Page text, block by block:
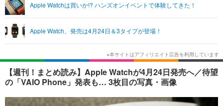
ショッピング その他
エンタメ
エンタメTOP 映画・ドラマ
韓国・芸能
音楽 スポーツ
ライフ
ライフTOP グルメ
ペット ショッピング
その他
リリース一覧
プッシュ通知の停止方法
Apple Watchは買いか!? ハンズオンイベントで体験してきた！
Apple Watch、発売は4月24日＆3タイプが登場！
【週刊！まとめ読み】Apple Watchが4月24日発売へ／待望
の「VAIO Phone」発表も… 3枚目の写真・画像